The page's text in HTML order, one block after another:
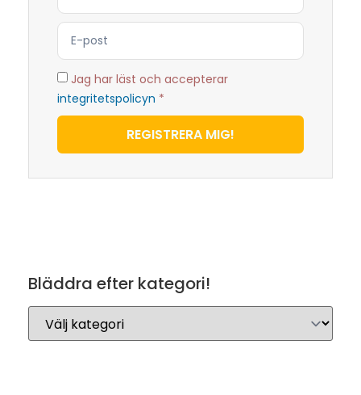
Jag har läst och accepterar
integritetspolicyn *
REGISTRERA MIG!
Bläddra efter kategori!